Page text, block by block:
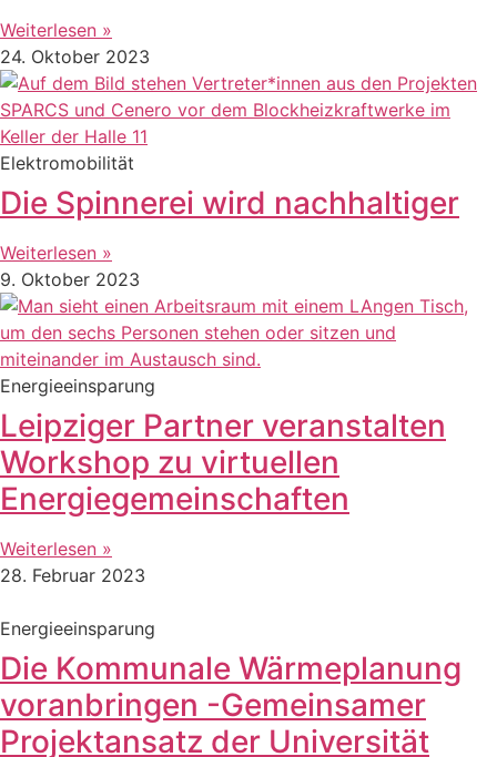
Weiterlesen »
24. Oktober 2023
Elektromobilität
Die Spinnerei wird nachhaltiger
Weiterlesen »
9. Oktober 2023
Energieeinsparung
Leipziger Partner veranstalten
Workshop zu virtuellen
Energiegemeinschaften
Weiterlesen »
28. Februar 2023
Energieeinsparung
Die Kommunale Wärmeplanung
voranbringen -Gemeinsamer
Projektansatz der Universität